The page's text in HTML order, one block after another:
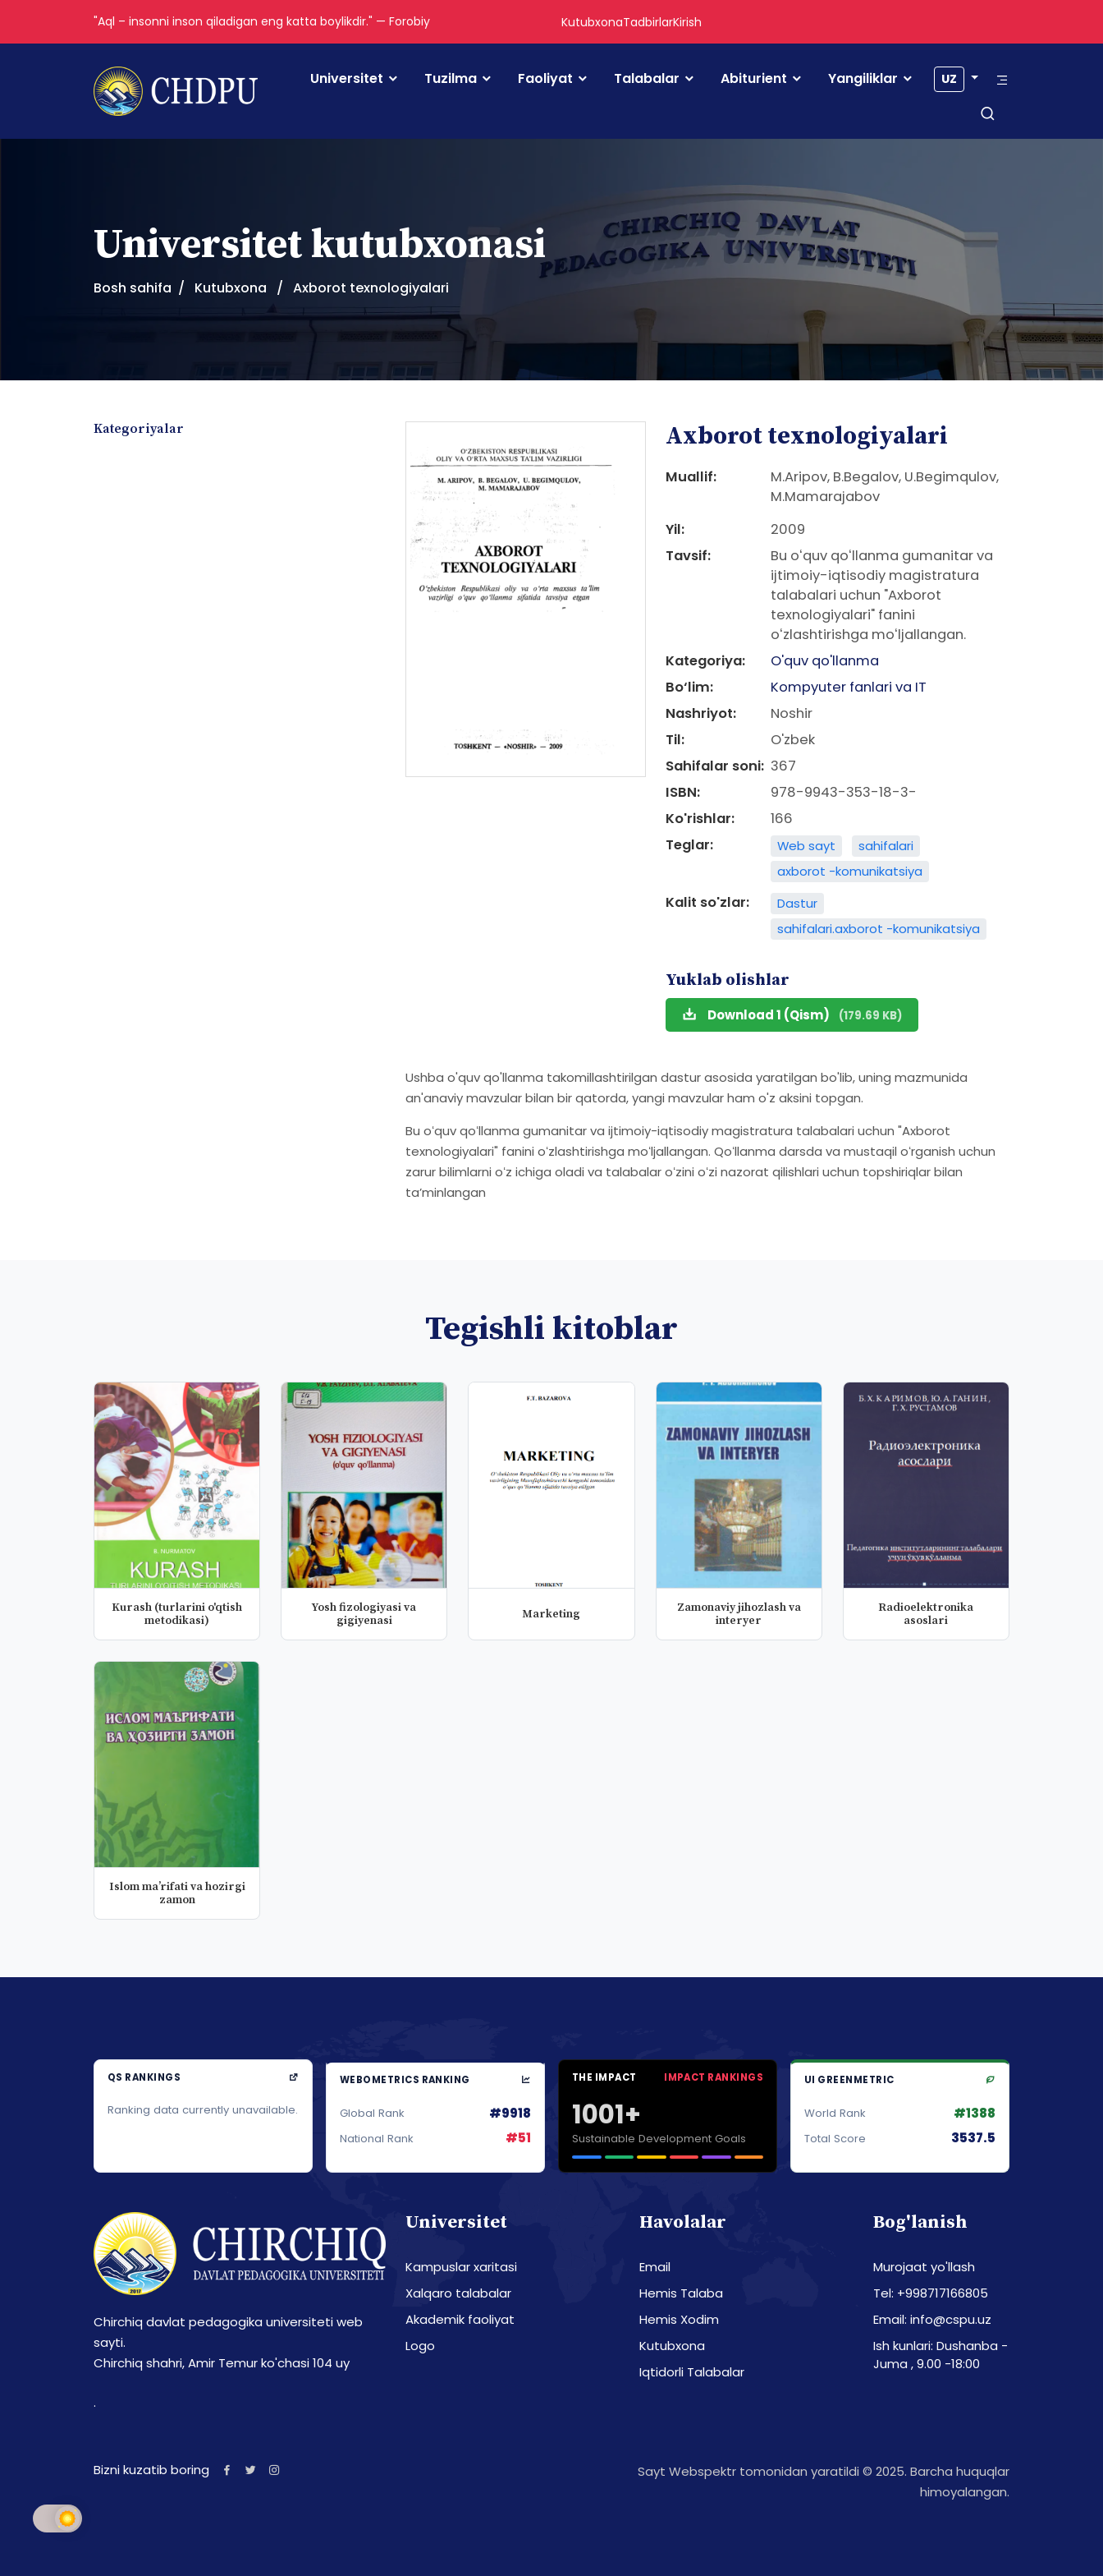
"Aql – insonni inson qiladigan eng katta boylikdir." — Forobiy KutubxonaTadbirlarKirish
Universitet Tuzilma Faoliyat Talabalar Abiturient Yangiliklar UZ
Universitet kutubxonasi
Bosh sahifa Kutubxona Axborot texnologiyalari
Kategoriyalar Axborot texnologiyalari
Muallif:
M.Aripov, B.Begalov, U.Begimqulov,
M.Mamarajabov
Yil:
2009
Tavsif:
Bu oʻquv qoʻllanma gumanitar va
ijtimoiy-iqtisodiy magistratura
talabalari uchun "Axborot
texnologiyalari" fanini
oʻzlashtirishga moʻljallangan.
Kategoriya:
O'quv qo'llanma
Bo‘lim:
Kompyuter fanlari va IT
Nashriyot:
Noshir
Til:
O'zbek
Sahifalar soni: 367
ISBN:
978-9943-353-18-3-
Ko'rishlar:
166
Teglar:
Web sayt
sahifalari
axborot -komunikatsiya
Kalit so'zlar:
Dastur
sahifalari.axborot -komunikatsiya
Yuklab olishlar
Download 1 (Qism) (179.69 KB)
Ushba o'quv qo'llanma takomillashtirilgan dastur asosida yaratilgan bo'lib, uning mazmunida
an'anaviy mavzular bilan bir qatorda, yangi mavzular ham o'z aksini topgan.
Bu oʻquv qoʻllanma gumanitar va ijtimoiy-iqtisodiy magistratura talabalari uchun "Axborot
texnologiyalari" fanini oʻzlashtirishga moʻljallangan. Qoʻllanma darsda va mustaqil oʻrganish uchun
zarur bilimlarni oʻz ichiga oladi va talabalar oʻzini oʻzi nazorat qilishlari uchun topshiriqlar bilan
taʼminlangan
Tegishli kitoblar
Kurash (turlarini o'qtish
metodikasi)
Yosh fizologiyasi va
gigiyenasi
Marketing
Zamonaviy jihozlash va
interyer
Radioelektronika
asoslari
Islom maʼrifati va hozirgi
zamon
QS RANKINGS
Ranking data currently unavailable.
WEBOMETRICS RANKING
Global Rank #9918
National Rank #51
THE IMPACT IMPACT RANKINGS
1001+
Sustainable Development Goals
UI GREENMETRIC
World Rank #1388
Total Score 3537.5
Chirchiq davlat pedagogika universiteti web
sayti.
Chirchiq shahri, Amir Temur ko'chasi 104 uy
.
Universitet
Kampuslar xaritasi
Xalqaro talabalar
Akademik faoliyat
Logo
Havolalar
Email
Hemis Talaba
Hemis Xodim
Kutubxona
Iqtidorli Talabalar
Bog'lanish
Murojaat yo'llash
Tel: +998717166805
Email: info@cspu.uz
Ish kunlari: Dushanba -
Juma , 9.00 -18:00
Bizni kuzatib boring
Sayt Webspektr tomonidan yaratildi © 2025. Barcha huquqlar
himoyalangan.